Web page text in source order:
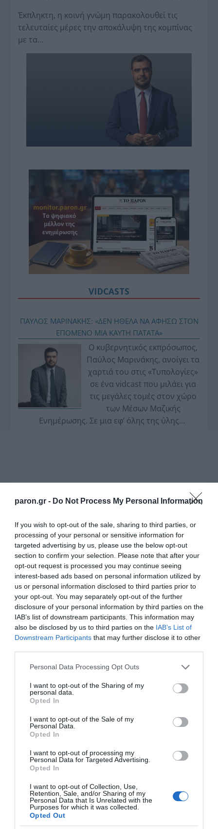
paron.gr - Do Not Process My Personal Information
If you wish to opt-out of the sale, sharing to third parties, or
processing of your personal or sensitive information for
targeted advertising by us, please use the below opt-out
section to confirm your selection. Please note that after your
opt-out request is processed you may continue seeing
interest-based ads based on personal information utilized by
us or personal information disclosed to third parties prior to
your opt-out. You may separately opt-out of the further
disclosure of your personal information by third parties on the
IAB’s list of downstream participants. This information may
also be disclosed by us to third parties on the IAB’s List of
Downstream Participants that may further disclose it to other
Please note that this website/app uses one or more Google
not limited to your visit or usage behaviour. You may click to
grant or deny consent to Google and its third-party tags to
use your data for below specified purposes in below Google
consent section.
Personal Data Processing Opt Outs
I want to opt-out of the Sharing of my
personal data.
Opted In
I want to opt-out of the Sale of my
Personal Data.
Opted In
I want to opt-out of processing my
Personal Data for Targeted Advertising.
Opted In
I want to opt-out of Collection, Use,
Retention, Sale, and/or Sharing of my
Personal Data that Is Unrelated with the
Purposes for which it was collected.
Opted Out
Έκπληκτη, η κοινή γνώμη παρακολουθεί τις
τελευταίες μέρες την αποκάλυψη της κο­μπίνας
με τα…
VIDCASTS
ΠΑΥΛΟΣ ΜΑΡΙΝΑΚΗΣ: «ΔΕΝ ΗΘΕΛΑ ΝΑ ΑΦΗΣΩ ΣΤΟΝ
ΕΠΟΜΕΝΟ ΜΙΑ ΚΑΥΤΗ ΠΑΤΑΤΑ»
Ο κυβερνητικός εκπρόσωπος,
Παύλος Μαρινάκης, ανοίγει τα
χαρτιά του στις «Τυπολογίες»
σε ένα vidcast που μιλάει για
τις μεγάλες τομές στον χώρο
των Μέσων Μαζικής
Ενημέρωσης. Σε μια εφ’ όλης της ύλης
πρωτοβουλία για την άρση της ανωνυμίας στο
Η ΣΤΗΛΗ ΜΑΣ
της Ζωής μας
Οι άνθρωποι, οι αυθεντικές ιστορίες,